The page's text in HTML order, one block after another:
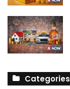
Categories